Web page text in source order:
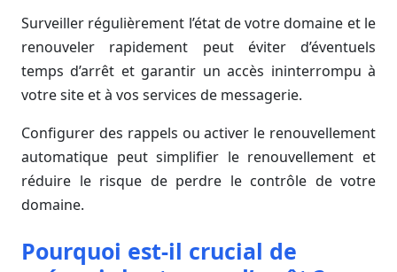
Surveiller régulièrement l’état de votre domaine et le
renouveler rapidement peut éviter d’éventuels
temps d’arrêt et garantir un accès ininterrompu à
votre site et à vos services de messagerie.
Configurer des rappels ou activer le renouvellement
automatique peut simplifier le renouvellement et
réduire le risque de perdre le contrôle de votre
domaine.
Pourquoi est-il crucial de